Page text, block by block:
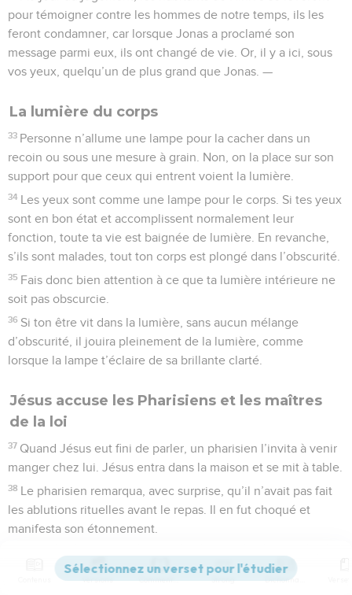
pour témoigner contre les hommes de notre temps, ils les
feront condamner, car lorsque Jonas a proclamé son
message parmi eux, ils ont changé de vie. Or, il y a ici, sous
vos yeux, quelqu’un de plus grand que Jonas. —
La lumière du corps
33 Personne n’allume une lampe pour la cacher dans un
recoin ou sous une mesure à grain. Non, on la place sur son
support pour que ceux qui entrent voient la lumière.
34 Les yeux sont comme une lampe pour le corps. Si tes yeux
sont en bon état et accomplissent normalement leur
fonction, toute ta vie est baignée de lumière. En revanche,
s’ils sont malades, tout ton corps est plongé dans l’obscurité.
35 Fais donc bien attention à ce que ta lumière intérieure ne
soit pas obscurcie.
36 Si ton être vit dans la lumière, sans aucun mélange
d’obscurité, il jouira pleinement de la lumière, comme
lorsque la lampe t’éclaire de sa brillante clarté.
Jésus accuse les Pharisiens et les maîtres
de la loi
37 Quand Jésus eut fini de parler, un pharisien l’invita à venir
manger chez lui. Jésus entra dans la maison et se mit à table.
38 Le pharisien remarqua, avec surprise, qu’il n’avait pas fait
les ablutions rituelles avant le repas. Il en fut choqué et
manifesta son étonnement.
nettoyez minutieusement l’extérieur de vos coupes et de
Versions Commentaires Strong